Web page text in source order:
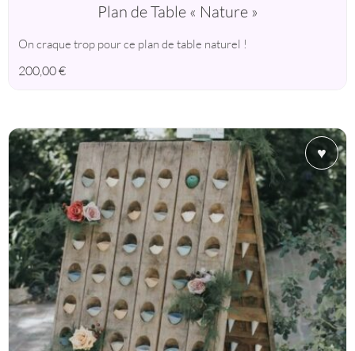
Plan de Table « Nature »
On craque trop pour ce plan de table naturel !
200,00€
♥